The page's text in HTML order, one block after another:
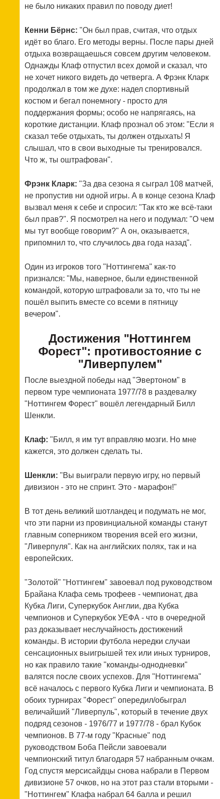
не было никаких правил по поводу диет!
Кенни Бёрнс: "Он был прав, считая, что отдых
идёт во благо. Его методы верны. После пары дней
отдыха возвращаешься совсем другим человеком.
Однажды Клаф отпустил всех домой и сказал, что
не хочет никого видеть до четверга. А Фрэнк Кларк
продолжал в том же духе: надел спортивный
костюм и бегал понемногу - просто для
поддержания формы; особо не напрягаясь, на
короткие дистанции. Клаф прознал об этом: "Если я
сказал тебе отдыхать, ты должен отдыхать! Я
слышал, что в свои выходные ты тренировался.
Что ж, ты оштрафован".
Фрэнк Кларк: "За два сезона я сыграл 108 матчей,
не пропустив ни одной игры. А в конце сезона Клаф
вызвал меня к себе и спросил: "Так кто же всё-таки
был прав?". Я посмотрел на него и подумал: "О чем
мы тут вообще говорим?" А он, оказывается,
припомнил то, что случилось два года назад".
Один из игроков того "Ноттингема" как-то
признался: "Мы, наверное, были единственной
командой, которую штрафовали за то, что ты не
пошёл выпить вместе со всеми в пятницу
вечером".
Достижения "Ноттингем
Форест": противостояние с
"Ливерпулем"
После выездной победы над "Эвертоном" в
первом туре чемпионата 1977/78 в раздевалку
"Ноттингем Форест" вошёл легендарный Билл
Шенкли.
Клаф: "Билл, я им тут вправляю мозги. Но мне
кажется, это должен сделать ты.
Шенкли: "Вы выиграли первую игру, но первый
дивизион - это не спринт. Это - марафон!"
В тот день великий шотландец и подумать не мог,
что эти парни из провинциальной команды станут
главным соперником творения всей его жизни,
"Ливерпуля". Как на английских полях, так и на
европейских.
"Золотой" "Ноттингем" завоевал под руководством
Брайана Клафа семь трофеев - чемпионат, два
Кубка Лиги, Суперкубок Англии, два Кубка
чемпионов и Суперкубок УЕФА - что в очередной
раз доказывает неслучайность достижений
команды. В истории футбола нередки случаи
сенсационных выигрышей тех или иных турниров,
но как правило такие "команды-однодневки"
валятся после своих успехов. Для "Ноттингема"
всё началось с первого Кубка Лиги и чемпионата. В
обоих турнирах "Форест" опередил/обыграл
величайший "Ливерпуль", который в течение двух
подряд сезонов - 1976/77 и 1977/78 - брал Кубок
чемпионов. В 77-м году "Красные" под
руководством Боба Пейсли завоевали
чемпионский титул благодаря 57 набранным очкам.
Год спустя мерсисайдцы снова набрали в Первом
дивизионе 57 очков, но на этот раз стали вторыми -
"Ноттингем" Клафа набрал 64 балла и решил